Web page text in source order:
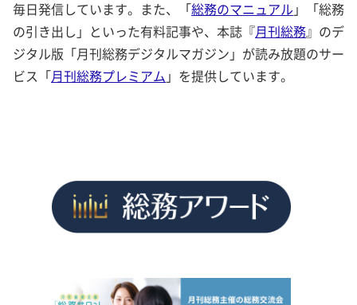
毎日発信しています。また、「総務のマニュアル 」「総務
の引き出し」といった有料記事や、本誌『月刊総務』のデ
ジタル版「月刊総務デジタルマガジン」が読み放題のサー
ビス「月刊総務プレミアム 」を提供しています。